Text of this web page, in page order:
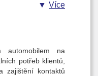
Více
automobilem na
potřeb klientů,
zajištění kontaktů